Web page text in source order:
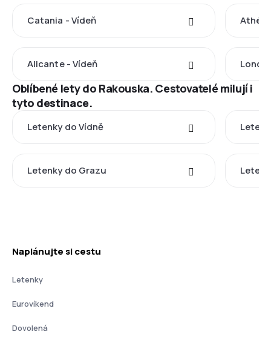
Catania - Vídeň
Alicante - Vídeň
Oblíbené lety do Rakouska. Cestovatelé milují i
tyto destinace.
Letenky do Vídně
Letenky do Grazu
Naplánujte si cestu
Letenky
Eurovíkend
Dovolená